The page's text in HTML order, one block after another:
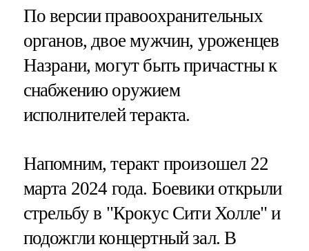
По версии правоохранительных
органов, двое мужчин, уроженцев
Назрани, могут быть причастны к
снабжению оружием
исполнителей теракта.
Напомним, теракт произошел 22
марта 2024 года. Боевики открыли
стрельбу в "Крокус Сити Холле" и
подожгли концертный зал. В